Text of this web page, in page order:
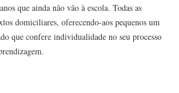
que ainda não vão à escola. Todas as
domiciliares, oferecendo-aos pequenos um
que confere individualidade no seu processo